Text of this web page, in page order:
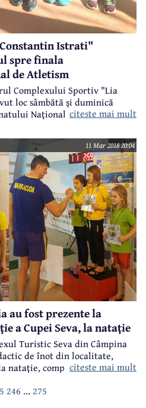
Istrati"
spre finala
de Atletism
Complexului Sportiv "Lia
loc sâmbătă şi duminică
Naţional de Atletism
la Bucureşti, în perioada
Istrati" Câmpina a fost bine
a competiţiei, micii atleţi
citeste mai mult
11 Mar 2018 20:04
au fost prezente la
a Cupei Seva, la nataţie
Turistic Seva din Câmpina
de înot din localitate,
nataţie, competiţie rezervată
fost notabile.
citeste mai mult
246 ... 275